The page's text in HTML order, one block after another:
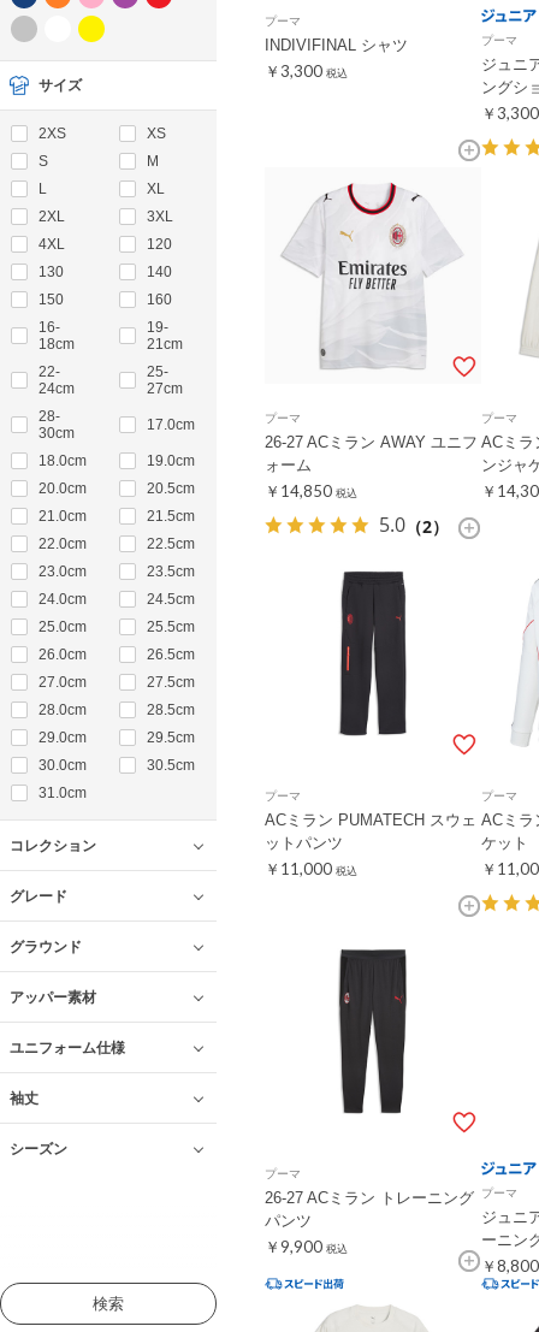
検索
サイズ
2XS
XS
S
M
L
XL
2XL
3XL
4XL
120
130
140
150
160
16-
18cm
19-
21cm
22-
24cm
25-
27cm
28-
30cm
17.0cm
18.0cm
19.0cm
20.0cm
20.5cm
21.0cm
21.5cm
22.0cm
22.5cm
23.0cm
23.5cm
24.0cm
24.5cm
25.0cm
25.5cm
26.0cm
26.5cm
27.0cm
27.5cm
28.0cm
28.5cm
29.0cm
29.5cm
30.0cm
30.5cm
31.0cm
コレクション
グレード
グラウンド
アッパー素材
ユニフォーム仕様
袖丈
シーズン
プーマ
INDIVIFINAL シャツ
￥3,300 税込
プーマ
ジュニ
ングシ
￥3,300
プーマ
26-27 ACミラン AWAY ユニフ
ォーム
￥14,850 税込
5.0 （2）
プーマ
ACミラ
ンジャ
￥
プーマ
ACミラン PUMATECH スウェ
ットパンツ
￥11,000 税込
プーマ
ACミラ
ケット
￥
プーマ
26-27 ACミラン トレーニング
パンツ
￥9,900 税込
プーマ
ジュニ
ーニン
￥8,800